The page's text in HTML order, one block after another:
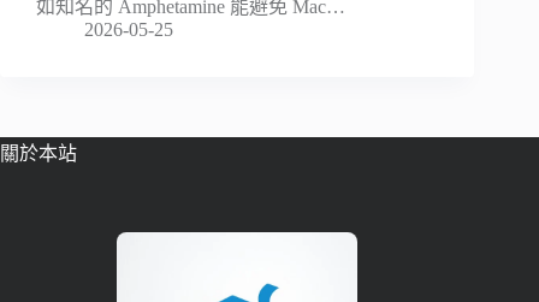
如知名的 Amphetamine 能避免 Mac…
2026-05-25
關於本站